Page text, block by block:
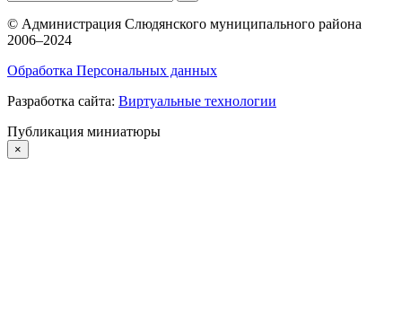
© Администрация Слюдянского муниципального района
2006–2024
Обработка Персональных данных
Разработка сайта: Виртуальные технологии
Публикация миниатюры
×